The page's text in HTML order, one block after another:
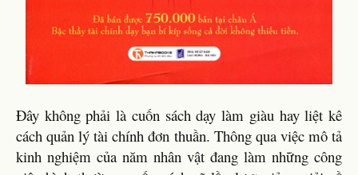
Đây không phải là cuốn sách dạy làm giàu hay liệt kê
cách quản lý tài chính đơn thuần. Thông qua việc mô tả
kinh nghiệm của năm nhân vật đang làm những công